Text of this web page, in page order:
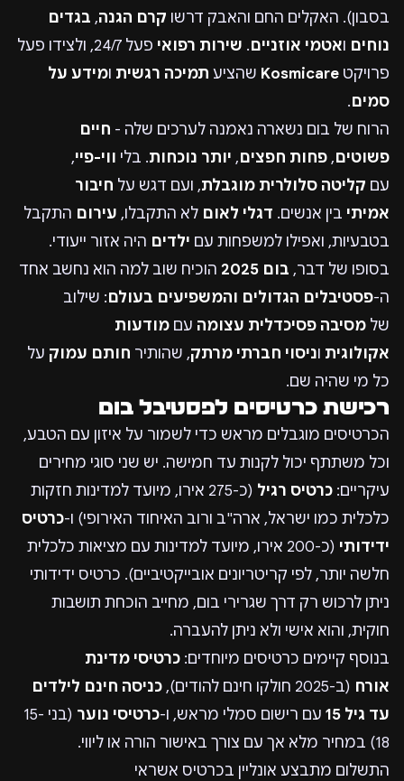
בסבון). האקלים החם והאבק דרשו קרם הגנה, בגדים
נוחים ואטמי אוזניים. שירות רפואי
פעל 24/7, ולצידו פעל
פרויקט Kosmicare שהציע תמיכה רגשית ומידע על
סמים.
הרוח של בום נשארה נאמנה לערכים שלה - חיים
פשוטים, פחות חפצים, יותר נוכחות. בלי ווי-פיי,
עם קליטה סלולרית מוגבלת, ועם דגש על חיבור
אמיתי בין אנשים. דגלי לאום לא התקבלו, עירום התקבל
בטבעיות, ואפילו למשפחות עם ילדים היה אזור ייעודי.
בסופו של דבר, בום 2025
הוכיח שוב למה הוא נחשב אחד
ה-פסטיבלים הגדולים והמשפיעים בעולם: שילוב
של מסיבה פסיכדלית עצומה עם מודעות
אקולוגית וניסוי חברתי מרתק, שהותיר חותם עמוק על
כל מי שהיה שם.
רכישת כרטיסים לפסטיבל בום
הכרטיסים מוגבלים מראש כדי לשמור על איזון עם הטבע,
וכל משתתף יכול לקנות עד חמישה. יש שני סוגי מחירים
עיקריים: כרטיס רגיל
(כ-275 אירו, מיועד למדינות חזקות
כלכלית כמו ישראל, ארה"ב ורוב האיחוד האירופי) ו-כרטיס
ידידותי
(כ-200 אירו, מיועד למדינות עם מציאות כלכלית
חלשה יותר, לפי קריטריונים אובייקטיביים). כרטיס ידידותי
ניתן לרכוש רק דרך שגרירי בום, מחייב הוכחת תושבות
חוקית, והוא אישי ולא ניתן להעברה.
בנוסף קיימים כרטיסים מיוחדים: כרטיסי מדינת
אורח (ב-2025 חולקו חינם להודים),
כניסה חינם לילדים
עד גיל 15
עם רישום סמלי מראש, ו-כרטיסי נוער
(בני 15-
18) במחיר מלא אך עם צורך באישור הורה או ליווי.
התשלום מתבצע אונליין בכרטיס אשראי